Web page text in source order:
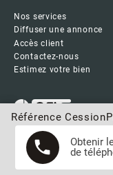
Référence
phone
Obtenir
de
Nos services
Diffuser une annonce
Accès client
Contactez-nous
Estimez votre bien